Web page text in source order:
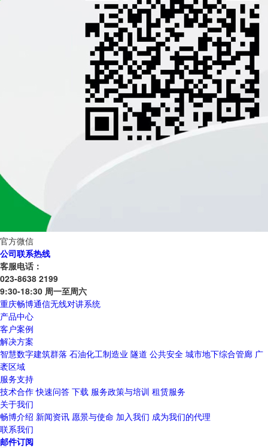
官方微信
公司联系热线
客服电话：
023-8638 2199
9:30-18:30 周一至周六
重庆畅博通信无线对讲系统
产品中心
客户案例
解决方案
智慧数字建筑群落 石油化工制造业 隧道 公共安全 城市地下综合管廊 广
袤区域
服务支持
技术合作 快速问答 下载 服务政策与培训 租赁服务
关于我们
畅博介绍 新闻资讯 愿景与使命 加入我们 成为我们的代理
联系我们
邮件订阅